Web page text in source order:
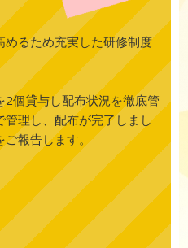
るため充実した研修制度
個貸与し配布状況を徹底管
理し、配布が完了しまし
ご報告します。